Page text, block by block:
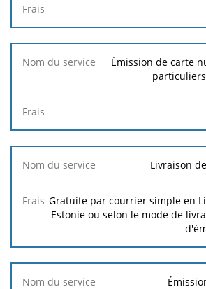
Émission de carte
Livraison
Gratuite par courrier simple en
Estonie ou selon le mode de